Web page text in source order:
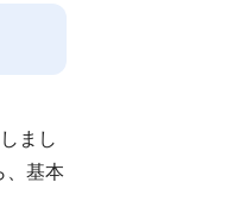
まし
、基本